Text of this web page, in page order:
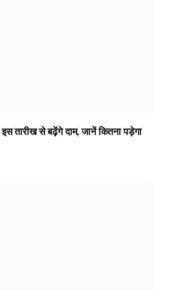
तारीख से बढ़ेंगे दाम, जानें कितना पड़ेगा